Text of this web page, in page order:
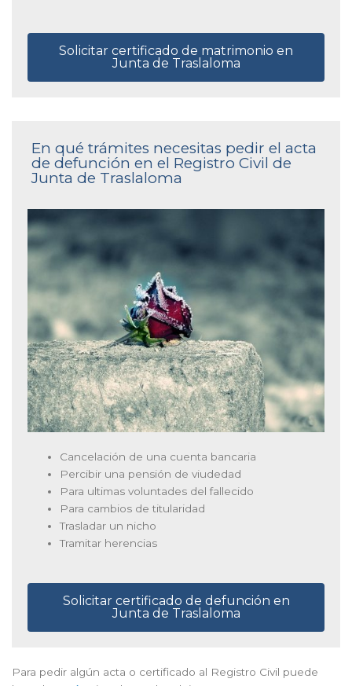
Solicitar certificado de matrimonio en
Junta de Traslaloma
En qué trámites necesitas pedir el acta
de defunción en el Registro Civil de
Junta de Traslaloma
Cancelación de una cuenta bancaria
Percibir una pensión de viudedad
Para ultimas voluntades del fallecido
Para cambios de titularidad
Trasladar un nicho
Tramitar herencias
Solicitar certificado de defunción en
Junta de Traslaloma
Para pedir algún acta o certificado al Registro Civil puede